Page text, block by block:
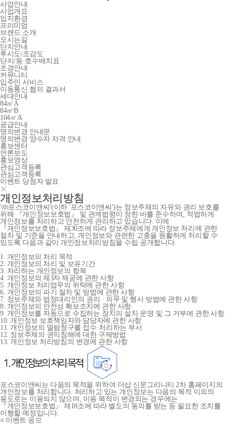
사업안내
사업개요
입지환경
프리미엄
브랜드 소개
오시는길
단지안내
투시도/조감도
단지/동·호수배치표
조경안내
커뮤니티
입주민 서비스
이동통신 협의 결과서
세대안내
84㎡A
84㎡B
104㎡A
공급안내
명의변경 안내문
명의변경 양수자 자격 안내
홍보센터
언론보도
홍보영상
관심고객등록
관심고객등록
이벤트 당첨자 발표
개인정보처리방침
'㈜포스코이앤씨'(이하 '포스코이앤씨')는 정보주체의 자유와 권리 보호를
위해 『개인정보보호법』 및 관계법령이 정한 바를 준수하여, 적법하게
개인정보를 처리하고 안전하게 관리하고 있습니다. 이에
『개인정보보호법』 제30조에 따라 정보주체에게 개인정보 처리에 관한
절차 및 기준을 안내하고, 개인정보와 관련한 고충을 원활하게 처리할 수
있도록 다음과 같이 개인정보처리방침을 수립∙공개합니다.
1. 개인정보의 처리 목적
2. 개인정보의 처리 및 보유기간
3. 처리하는 개인정보의 항목
4. 개인정보의 제3자 제공에 관한 사항
5. 개인정보 처리업무의 위탁에 관한 사항
6. 개인정보의 파기 절차 및 방법에 관한 사항
7. 정보주체와 법정대리인의 권리 · 의무 및 행사 방법에 관한 사항
8. 개인정보의 안전성 확보조치에 관한 사항
9. 개인정보를 자동으로 수집하는 장치의 설치∙운영 및 그 거부에 관한 사항
10. 개인정보 보호책임자와 담당자에 관한 사항
11. 개인정보의 열람청구를 접수·처리하는 부서
12. 정보주체의 권익침해에 대한 구제방법
13. 개인정보 처리방침의 변경에 관한 사항
포스코이앤씨는 다음의 목적을 위하여 더샵 신문그리니티 2차 홈페이지의
개인정보를 처리합니다. 처리하고 있는 개인정보는 다음의 목적 이외의
용도로는 이용되지 않으며, 이용 목적이 변경되는 경우에는
『개인정보보호법』 제18조에 따라 별도의 동의를 받는 등 필요한 조치를
이행할 예정입니다.
○ 이벤트 응모